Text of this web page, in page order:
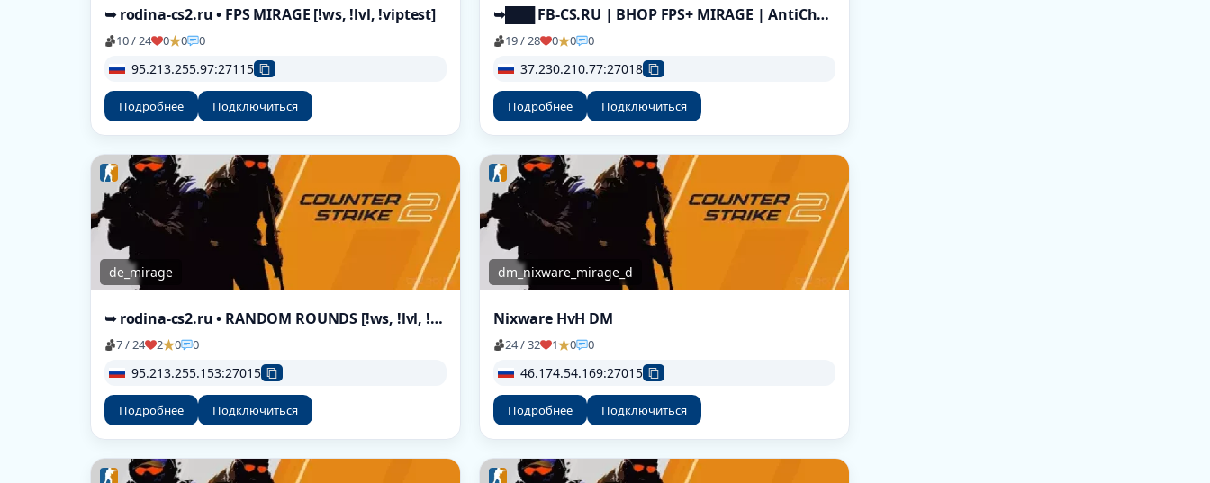
➥ rodina-cs2.ru • FPS MIRAGE [!ws, !lvl, !viptest]
10 / 24 0 0 0
95.213.255.97:27115
Подробнее Подключиться
➥███ FB-CS.RU | BHOP FPS+ MIRAGE | AntiCheat
19 / 28 0 0 0
37.230.210.77:27018
Подробнее Подключиться
de_mirage
➥ rodina-cs2.ru • RANDOM ROUNDS [!ws, !lvl, !viptest]
7 / 24 2 0 0
95.213.255.153:27015
Подробнее Подключиться
dm_nixware_mirage_d
Nixware HvH DM
24 / 32 1 0 0
46.174.54.169:27015
Подробнее Подключиться